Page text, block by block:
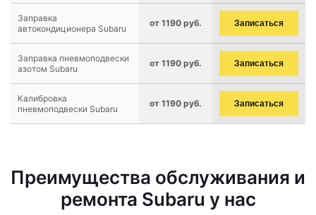
Заправка
автокондиционера Subaru
от 1190 руб. Записаться
Заправка пневмоподвески
азотом Subaru
от 1190 руб. Записаться
Калибровка
пневмоподвески Subaru
от 1190 руб. Записаться
Преимущества обслуживания и
ремонта Subaru у нас